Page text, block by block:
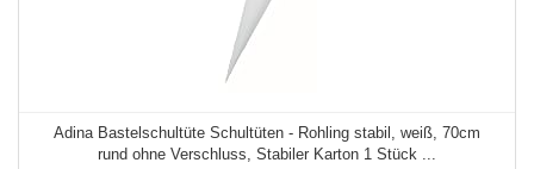
Adina Bastelschultüte Schultüten - Rohling stabil, weiß, 70cm
rund ohne Verschluss, Stabiler Karton 1 Stück ...